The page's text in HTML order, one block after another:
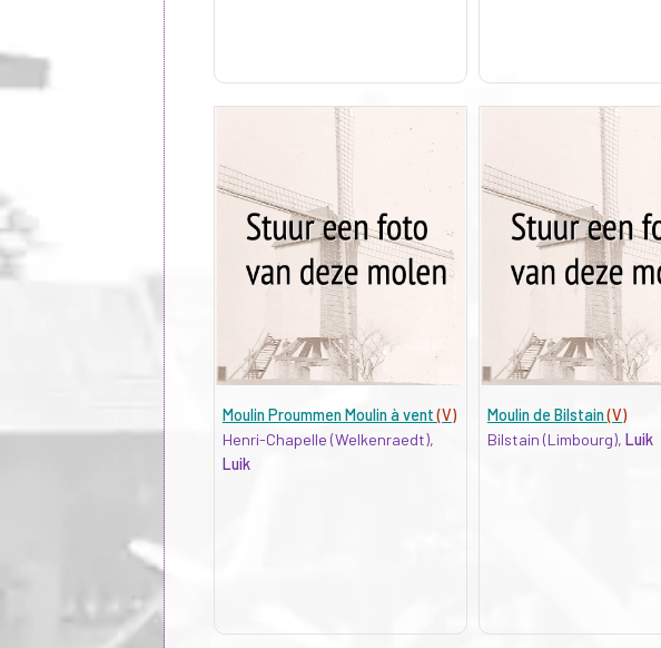
Moulin Proummen Moulin à vent(V)
Henri-Chapelle (Welkenraedt),
Luik
Moulin de Bilstain(V)
Bilstain (Limbourg), Luik